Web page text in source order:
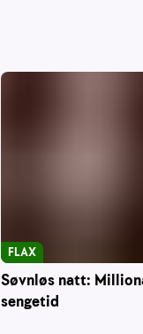
Søvnløs natt:
sengetid
FLAX